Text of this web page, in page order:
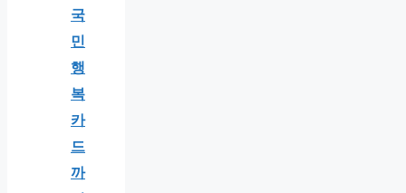
국
민
행
복
카
드
까